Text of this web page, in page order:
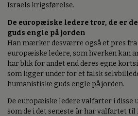
Israels krigsførelse.
De europæiske ledere tror, de er
guds engle på jorden
Han mærker desværre også et pres fra
europæiske ledere, som hverken kan
har blik for andet end deres egne
som ligger under for et falsk
humanistiske guds engle på jorden.
De europæiske ledere valfarter i disse
som de i det seneste år har valfartet til